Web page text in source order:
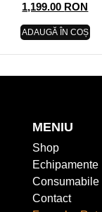
1,199.00 RON
ADAUGĂ ÎN COȘ
MENIU
Shop
Echipamente
Consumabile
Contact